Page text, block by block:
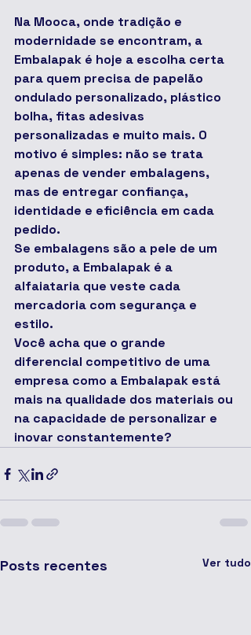
Na Mooca, onde tradição e
modernidade se encontram, a
Embalapak é hoje a escolha certa
para quem precisa de papelão
ondulado personalizado, plástico
bolha, fitas adesivas
personalizadas e muito mais. O
motivo é simples: não se trata
apenas de vender embalagens,
mas de entregar confiança,
identidade e eficiência em cada
pedido.
Se embalagens são a pele de um
produto, a Embalapak é a
alfaiataria que veste cada
mercadoria com segurança e
estilo.
Você acha que o grande
diferencial competitivo de uma
empresa como a Embalapak está
mais na qualidade dos materiais ou
na capacidade de personalizar e
inovar constantemente?
Posts recentes Ver tudo